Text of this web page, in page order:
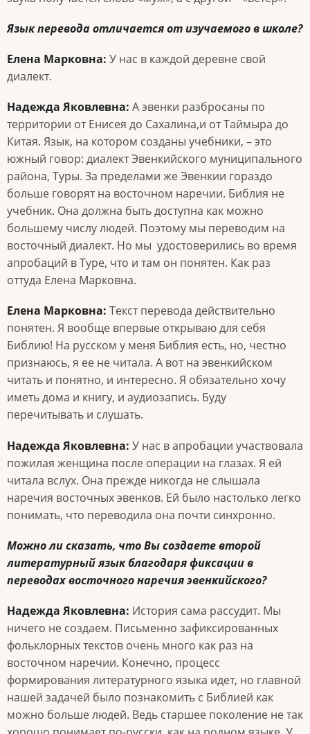
Язык перевода отличается от изучаемого в школе?
Елена Марковна: У нас в каждой деревне свой
диалект.
Надежда Яковлевна: А эвенки разбросаны по
территории от Енисея до Сахалина,и от Таймыра до
Китая. Язык, на котором созданы учебники, – это
южный говор: диалект Эвенкийского муниципального
района, Туры. За пределами же Эвенкии гораздо
больше говорят на восточном наречии. Библия не
учебник. Она должна быть доступна как можно
большему числу людей. Поэтому мы переводим на
восточный диалект. Но мы удостоверились во время
апробаций в Туре, что и там он понятен. Как раз
оттуда Елена Марковна.
Елена Марковна: Текст перевода действительно
понятен. Я вообще впервые открываю для себя
Библию! На русском у меня Библия есть, но, честно
признаюсь, я ее не читала. А вот на эвенкийском
читать и понятно, и интересно. Я обязательно хочу
иметь дома и книгу, и аудиозапись. Буду
перечитывать и слушать.
Надежда Яковлевна: У нас в апробации участвовала
пожилая женщина после операции на глазах. Я ей
читала вслух. Она прежде никогда не слышала
наречия восточных эвенков. Ей было настолько легко
понимать, что переводила она почти синхронно.
Можно ли сказать, что Вы создаете второй
литературный язык благодаря фиксации в
переводах восточного наречия эвенкийского?
Надежда Яковлевна: История сама рассудит. Мы
ничего не создаем. Письменно зафиксированных
фольклорных текстов очень много как раз на
восточном наречии. Конечно, процесс
формирования литературного языка идет, но главной
нашей задачей было познакомить с Библией как
можно больше людей. Ведь старшее поколение не так